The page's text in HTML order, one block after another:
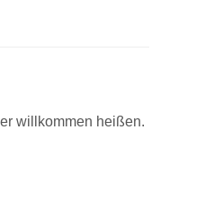
willkommen heißen.